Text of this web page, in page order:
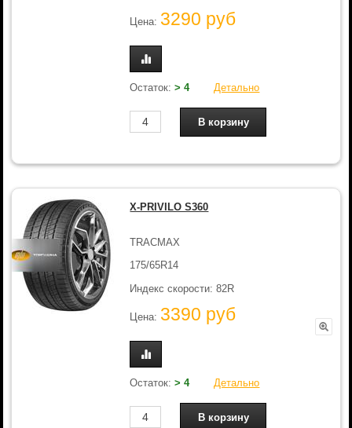
Цена: 3290 руб
Остаток:> 4 Детально
X-PRIVILO S360
TRACMAX
175/65R14
Индекс скорости: 82R
Цена: 3390 руб
Остаток:> 4 Детально